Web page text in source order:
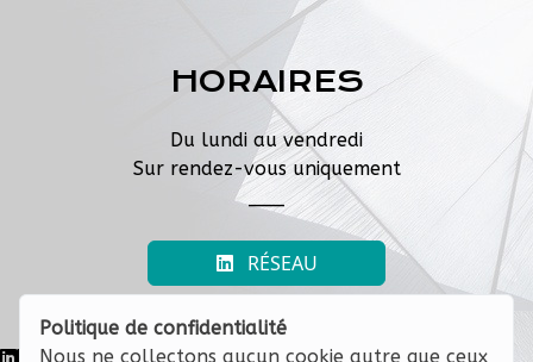
HORAIRES
Du lundi au vendredi
Sur rendez-vous uniquement
___
RÉSEAU
Politique de confidentialité
Nous ne collectons aucun cookie autre que ceux